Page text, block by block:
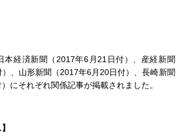
経済新聞（2017年6月21日付）、産経新聞
）、山形新聞（2017年6月20日付）、長崎新聞
）にそれぞれ関係記事が掲載されました。